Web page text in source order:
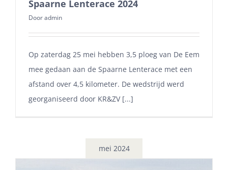
Spaarne Lenterace 2024
Dooradmin
Op zaterdag 25 mei hebben 3,5 ploeg van De Eem
mee gedaan aan de Spaarne Lenterace met een
afstand over 4,5 kilometer. De wedstrijd werd
georganiseerd door KR&ZV [...]
mei 2024